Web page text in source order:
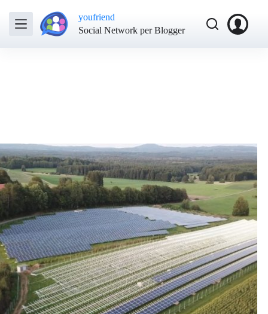
youfriend
Social Network per Blogger